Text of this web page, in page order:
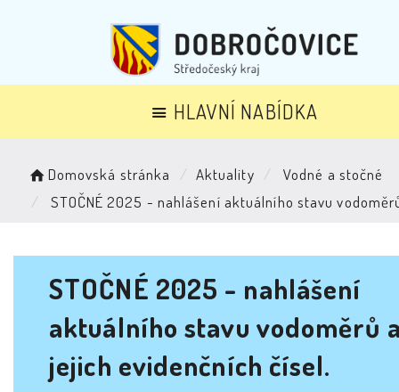
HLAVNÍ NABÍDKA
Domovská stránka Aktuality
Vodné a stočné
STOČNÉ 2025 - nahlášení aktuálního stavu
STOČNÉ 2025 - nahlášení
aktuálního stavu vodoměrů
jejich evidenčních čísel.